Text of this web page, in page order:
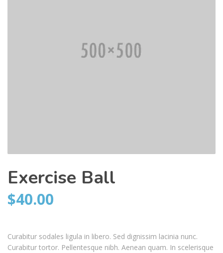
Exercise Ball
$40.00
Curabitur sodales ligula in libero. Sed dignissim lacinia nunc.
Curabitur tortor. Pellentesque nibh. Aenean quam. In scelerisque